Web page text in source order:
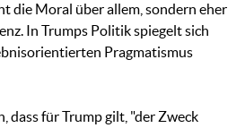
die Moral über allem, sondern eher
In Trumps Politik spiegelt sich
Pragmatismus
dass für Trump gilt, "der Zweck